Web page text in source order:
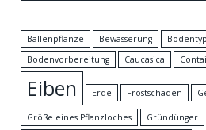
Ballenpflanze Bewässerung
Bodenvorbereitung
Caucasica
Eiben Erde Frostschäden
Größe eines Pflanzloches Gründünger